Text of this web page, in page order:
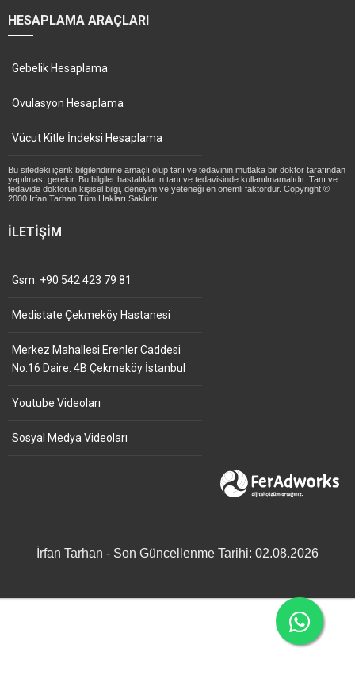
HESAPLAMA ARAÇLARI
Gebelik Hesaplama
Ovulasyon Hesaplama
Vücut Kitle İndeksi Hesaplama
Bu sitedeki içerik bilgilendirme amaçlı olup tanı ve tedavinin mutlaka bir doktor tarafından
yapılması gerekir. Bu bilgiler hastalıkların tanı ve tedavisinde kullanılmamalıdır. Tanı ve
tedavide doktorun kişisel bilgi, deneyim ve yeteneği en önemli faktördür. Copyright ©
2000 İrfan Tarhan Tüm Hakları Saklıdır.
İLETIŞIM
Gsm: +90 542 423 79 81
Medistate Çekmeköy Hastanesi
Merkez Mahallesi Erenler Caddesi
No:16 Daire: 4B Çekmeköy İstanbul
Youtube Videoları
Sosyal Medya Videoları
İrfan Tarhan - Son Güncellenme Tarihi: 02.08.2026